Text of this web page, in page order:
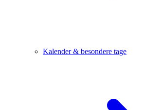
Kalender & besondere tage